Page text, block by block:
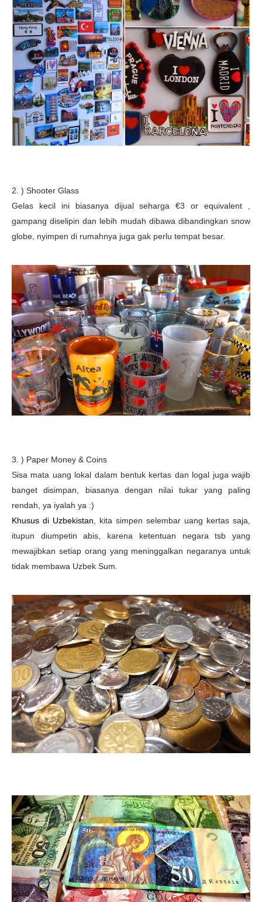
2. ) Shooter Glass
Gelas kecil ini biasanya dijual seharga €3 or equivalent ,
gampang diselipin dan lebih mudah dibawa dibandingkan snow
globe, nyimpen di rumahnya juga gak perlu tempat besar.
3. ) Paper Money & Coins
Sisa mata uang lokal dalam bentuk kertas dan logal juga wajib
banget disimpan, biasanya dengan nilai tukar yang paling
rendah, ya iyalah ya :)
Khusus di Uzbekistan , kita simpen selembar uang kertas saja,
itupun diumpetin abis, karena ketentuan negara tsb yang
mewajibkan setiap orang yang meninggalkan negaranya untuk
tidak membawa Uzbek Sum.